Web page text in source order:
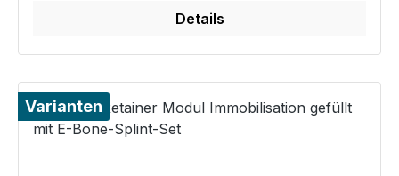
Details
Varianten